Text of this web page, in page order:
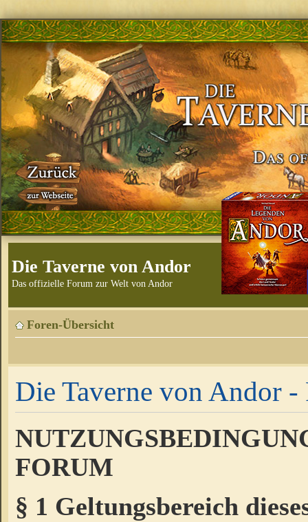
Die Taverne von Andor
Das offizielle Forum zur Welt von Andor
Foren-Übersicht
Die Taverne von Andor -
FORUM
§ 1 Geltungsbereich